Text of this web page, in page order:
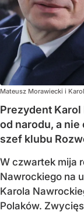
Mateusz Morawiecki i
Prezydent Karol
od narodu, a nie
szef klubu
W czwartek mija
Nawrockiego na
Karola
Polaków.